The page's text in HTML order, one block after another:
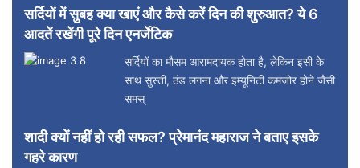
सर्दियों में सुबह क्या खाएं और कैसे करें दिन की शुरुआत? ये 6
आदतें रखेंगी पूरे दिन एनर्जेटिक
सर्दियों का मौसम आरामदायक होता है, लेकिन इसी के
साथ सुस्ती, ठंड लगना और इम्यूनिटी कमजोर होने जैसी
समस्
शादी क्यों नहीं हो रही सफल? प्रेमानंद महाराज ने बताए इसके
गहरे कारण